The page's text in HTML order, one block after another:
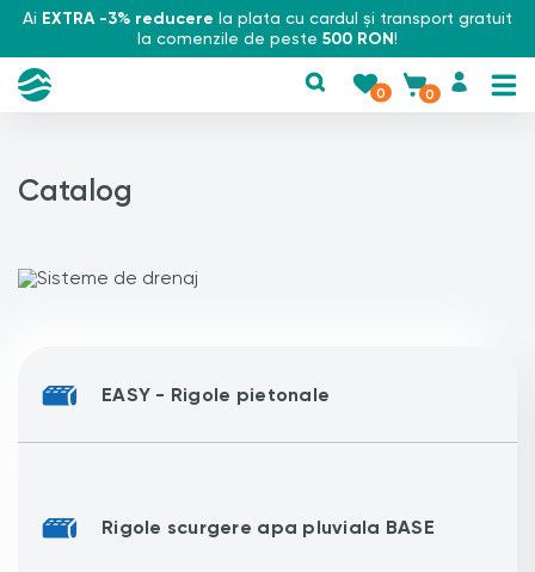
Ai EXTRA -3% reducere la plata cu cardul și transport gratuit
la comenzile de peste 500 RON!
0 0
Catalog
EASY - Rigole pietonale
Rigole scurgere apa pluviala BASE